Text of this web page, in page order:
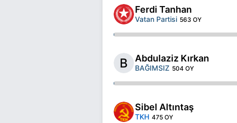
Ferdi Tanhan
Vatan Partisi 563 OY
Abdulaziz Kırkan
BAĞIMSIZ 504 OY
Sibel Altıntaş
TKH 475 OY